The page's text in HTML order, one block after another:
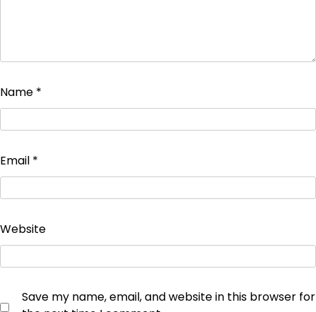
Name *
Email *
Website
Save my name, email, and website in this browser for